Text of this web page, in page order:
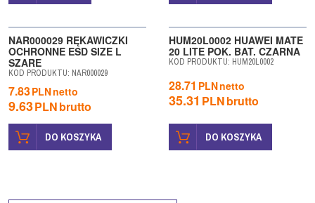
NAR000029 RĘKAWICZKI
OCHRONNE ESD SIZE L
SZARE
KOD PRODUKTU: NAR000029
7.83PLNnetto
9.63PLNbrutto
DO KOSZYKA
HUM20L0002 HUAWEI MATE
20 LITE POK. BAT. CZARNA
KOD PRODUKTU: HUM20L0002
28.71 PLNnetto
35.31 PLNbrutto
DO KOSZYKA